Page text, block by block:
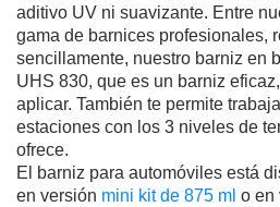
aditivo UV ni suavizante. Entre
gama de barnices profesionales,
sencillamente, nuestro barniz en
UHS 830, que es un barniz
aplicar. También te permite
estaciones con los 3 niveles de
ofrece.
El
barniz para automóviles está
en versión mini kit de 875 ml o en